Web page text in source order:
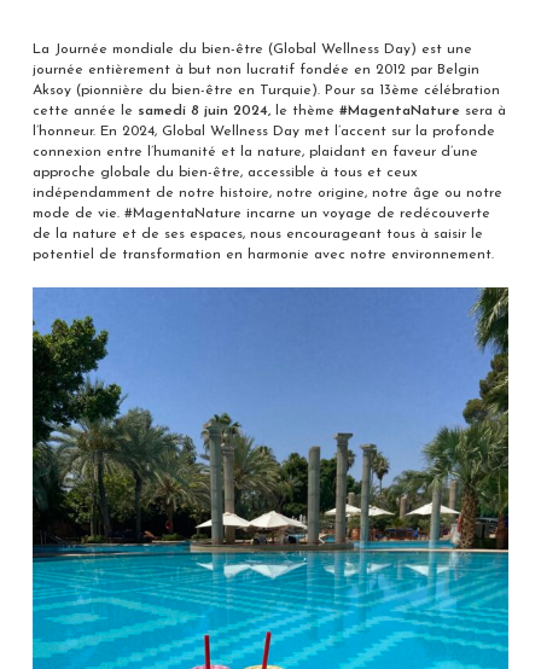
La Journée mondiale du bien-être (Global Wellness Day) est une
journée entièrement à but non lucratif fondée en 2012 par Belgin
Aksoy (pionnière du bien-être en Turquie). Pour sa 13ème célébration
cette année le samedi 8 juin 2024,le thème #MagentaNature sera à
l’honneur. En 2024, Global Wellness Day met l’accent sur la profonde
connexion entre l’humanité et la nature, plaidant en faveur d’une
approche globale du bien-être, accessible à tous et ceux
indépendamment de notre histoire, notre origine, notre âge ou notre
mode de vie. #MagentaNature incarne un voyage de redécouverte
de la nature et de ses espaces, nous encourageant tous à saisir le
potentiel de transformation en harmonie avec notre environnement.